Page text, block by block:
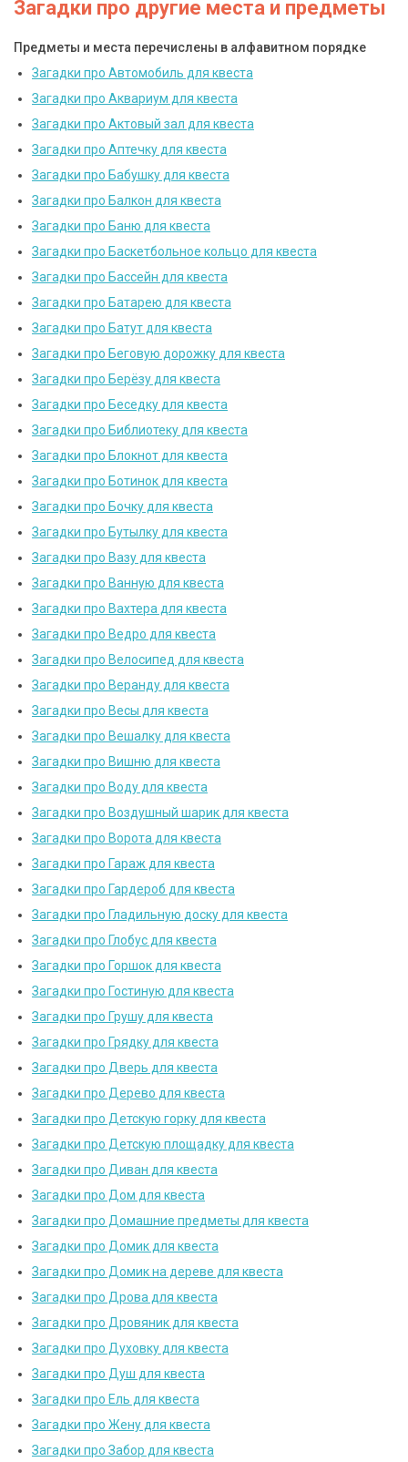
Загадки про другие места и предметы
Предметы и места перечислены в алфавитном порядке
Загадки про Автомобиль для квеста
Загадки про Аквариум для квеста
Загадки про Актовый зал для квеста
Загадки про Аптечку для квеста
Загадки про Бабушку для квеста
Загадки про Балкон для квеста
Загадки про Баню для квеста
Загадки про Баскетбольное кольцо для квеста
Загадки про Бассейн для квеста
Загадки про Батарею для квеста
Загадки про Батут для квеста
Загадки про Беговую дорожку для квеста
Загадки про Берёзу для квеста
Загадки про Беседку для квеста
Загадки про Библиотеку для квеста
Загадки про Блокнот для квеста
Загадки про Ботинок для квеста
Загадки про Бочку для квеста
Загадки про Бутылку для квеста
Загадки про Вазу для квеста
Загадки про Ванную для квеста
Загадки про Вахтера для квеста
Загадки про Ведро для квеста
Загадки про Велосипед для квеста
Загадки про Веранду для квеста
Загадки про Весы для квеста
Загадки про Вешалку для квеста
Загадки про Вишню для квеста
Загадки про Воду для квеста
Загадки про Воздушный шарик для квеста
Загадки про Ворота для квеста
Загадки про Гараж для квеста
Загадки про Гардероб для квеста
Загадки про Гладильную доску для квеста
Загадки про Глобус для квеста
Загадки про Горшок для квеста
Загадки про Гостиную для квеста
Загадки про Грушу для квеста
Загадки про Грядку для квеста
Загадки про Дверь для квеста
Загадки про Дерево для квеста
Загадки про Детскую горку для квеста
Загадки про Детскую площадку для квеста
Загадки про Диван для квеста
Загадки про Дом для квеста
Загадки про Домашние предметы для квеста
Загадки про Домик для квеста
Загадки про Домик на дереве для квеста
Загадки про Дрова для квеста
Загадки про Дровяник для квеста
Загадки про Духовку для квеста
Загадки про Душ для квеста
Загадки про Ель для квеста
Загадки про Жену для квеста
Загадки про Забор для квеста